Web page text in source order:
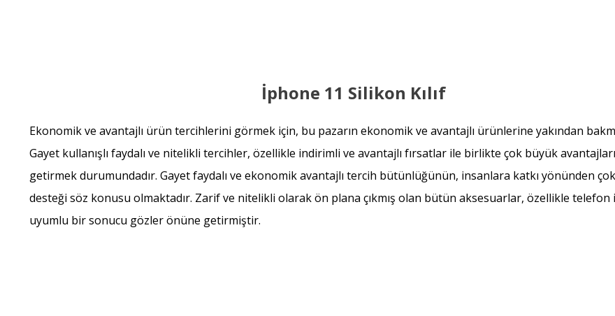
İphone 11 Silikon Kılıf
Ekonomik ve avantajlı ürün tercihlerini görmek için, bu pazarın ekonomik ve avantajlı ürünlerine yakından
Gayet kullanışlı faydalı ve nitelikli tercihler, özellikle indirimli ve avantajlı fırsatlar ile birlikte çok büyük
getirmek durumundadır. Gayet faydalı ve ekonomik avantajlı tercih bütünlüğünün, insanlara katkı yönünden
desteği söz konusu olmaktadır. Zarif ve nitelikli olarak ön plana çıkmış olan bütün aksesuarlar, özellikle telefon
uyumlu bir sonucu gözler önüne getirmiştir.